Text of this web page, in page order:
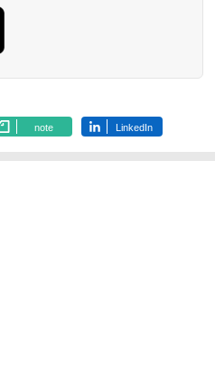
note LinkedIn